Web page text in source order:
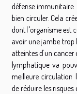
défense
bien circuler. Cela
dont l'organisme est
avoir une jambe trop
atteintes d'un cancer
lymphatique va
meilleure circulation
de réduire les